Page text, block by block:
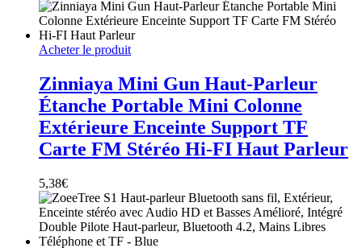
Acheter le produit
Zinniaya Mini Gun Haut-Parleur
Étanche Portable Mini Colonne
Extérieure Enceinte Support TF
Carte FM Stéréo Hi-FI Haut Parleur
5,38€